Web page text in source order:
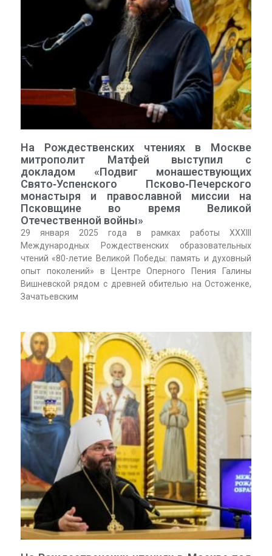
На Рождественских чтениях в Москве
митрополит Матфей выступил с
докладом «Подвиг монашествующих
Свято‑Успенского Псково‑Печерского
монастыря и православной миссии на
Псковщине во время Великой
Отечественной войны»
29 января 2025 года в рамках работы XXXIII
Международных Рождественских образовательных
чтений «80-летие Великой Победы: память и духовный
опыт поколений» в Центре Оперного Пения Галины
Вишневской рядом с древней обителью на Остоженке,
Зачатьевским